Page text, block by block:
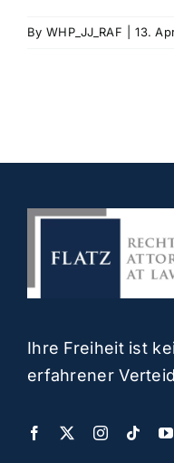
By WHP_JJ_RAF 13.
Ihre Freiheit ist
erfahrener